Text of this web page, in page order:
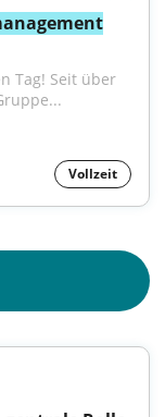
Tag! Seit über
Vollzeit